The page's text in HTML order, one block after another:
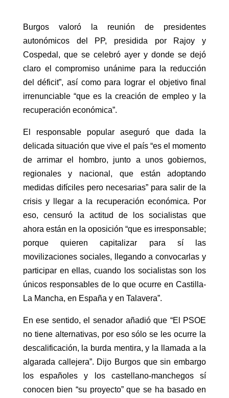
Burgos valoró la reunión de presidentes
autonómicos del PP, presidida por Rajoy y
Cospedal, que se celebró ayer y donde se dejó
claro el compromiso unánime para la reducción
del déficit”, así como para lograr el objetivo final
irrenunciable “que es la creación de empleo y la
recuperación económica”.
El responsable popular aseguró que dada la
delicada situación que vive el país “es el momento
de arrimar el hombro, junto a unos gobiernos,
regionales y nacional, que están adoptando
medidas difíciles pero necesarias” para salir de la
crisis y llegar a la recuperación económica. Por
eso, censuró la actitud de los socialistas que
ahora están en la oposición “que es irresponsable;
porque quieren capitalizar para sí las
movilizaciones sociales, llegando a convocarlas y
participar en ellas, cuando los socialistas son los
únicos responsables de lo que ocurre en Castilla-
La Mancha, en España y en Talavera”.
En ese sentido, el senador añadió que “El PSOE
no tiene alternativas, por eso sólo se les ocurre la
descalificación, la burda mentira, y la llamada a la
algarada callejera”. Dijo Burgos que sin embargo
los españoles y los castellano-manchegos sí
conocen bien “su proyecto” que se ha basado en